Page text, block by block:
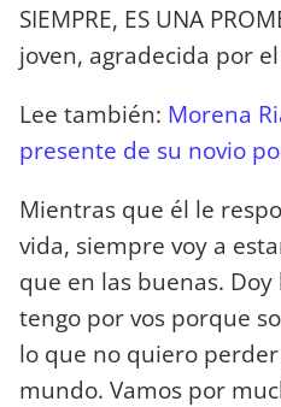
SIEMPRE, ES UNA
joven, agradecida por
Lee también: Morena
presente de su novio
Mientras que él le
vida, siempre voy a
que en las buenas.
tengo por vos porque
lo que no quiero
mundo. Vamos por